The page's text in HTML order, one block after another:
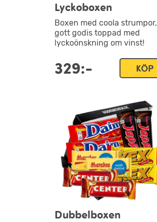
Lyckoboxen
Boxen med coola strumpor,
gott godis toppad med
lyckoönskning om vinst!
329:- KÖP
Dubbelboxen